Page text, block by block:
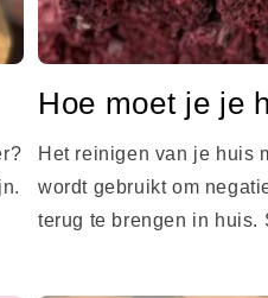
Hoe moet je je
Het reinigen van je huis
wordt gebruikt om
terug te brengen in huis.